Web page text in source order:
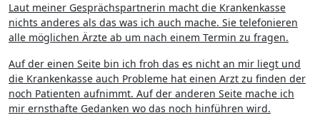
Laut meiner Gesprächspartnerin macht die Krankenkasse
nichts anderes als das was ich auch mache. Sie telefonieren
alle möglichen Ärzte ab um nach einem Termin zu fragen.
Auf der einen Seite bin ich froh das es nicht an mir liegt und
die Krankenkasse auch Probleme hat einen Arzt zu finden der
noch Patienten aufnimmt. Auf der anderen Seite mache ich
mir ernsthafte Gedanken wo das noch hinführen wird.